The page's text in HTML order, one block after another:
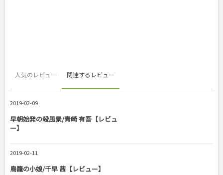
人気のレビュー 関連するレビュー
2019-02-09
早朝始発の殺風景/青崎 有吾【レビュ
ー】
2019-02-11
鳥籠の小娘/千早 茜【レビュー】